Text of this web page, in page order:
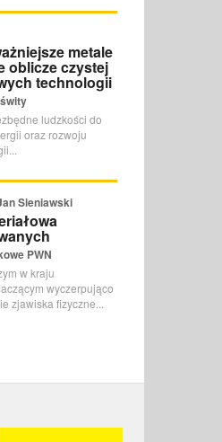
metale
oblicze czystej
technologii
ludzkości do
oraz rozwoju
Sieniawski
PWN
w kraju
wyczerpująco
zjawiska fizyczne...